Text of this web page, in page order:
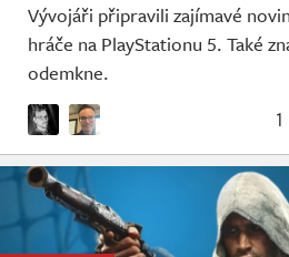
Vývojáři připravili zajímavé
hráče na PlayStationu 5. Také
odemkne.